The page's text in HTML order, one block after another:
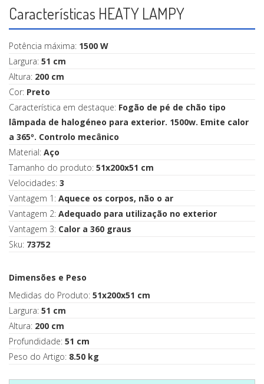
Características HEATY LAMPY
Potência máxima: 1500 W
Largura: 51 cm
Altura: 200 cm
Cor: Preto
Característica em destaque: Fogão de pé de chão tipo
lâmpada de halogéneo para exterior. 1500w. Emite calor
a 365º. Controlo mecânico
Material: Aço
Tamanho do produto: 51x200x51 cm
Velocidades: 3
Vantagem 1: Aquece os corpos, não o ar
Vantagem 2: Adequado para utilização no exterior
Vantagem 3: Calor a 360 graus
Sku: 73752
Dimensões e Peso
Medidas do Produto: 51x200x51 cm
Largura: 51 cm
Altura: 200 cm
Profundidade: 51 cm
Peso do Artigo: 8.50 kg